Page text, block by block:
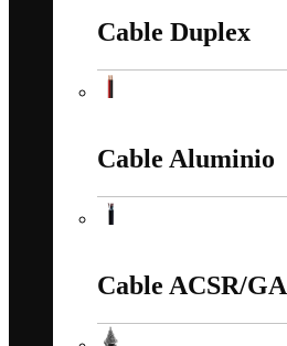
Cable Duplex
Cable Aluminio
Cable ACSR/GA